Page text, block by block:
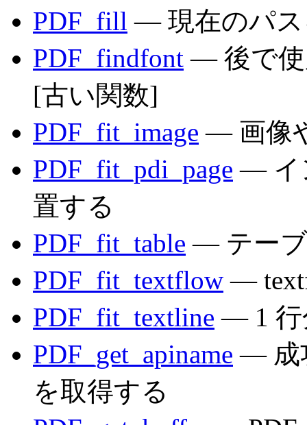
PDF_fill — 現在のパ
PDF_findfont — 後で使
[古い関数]
PDF_fit_image — 画像
PDF_fit_pdi_page — イ
置する
PDF_fit_table — テー
PDF_fit_textflow —
PDF_fit_textline — 1 行
PDF_get_apiname — 成
を取得する